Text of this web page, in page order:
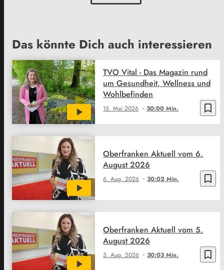
Das könnte Dich auch interessieren
bookmark_border
15. Mai 2026 30:00 Min.
TVO Vital - Das Magazin rund
um Gesundheit, Wellness und
Wohlbefinden
bookmark_border
6. Aug. 2026 30:02 Min.
Oberfranken Aktuell vom 6.
August 2026
bookmark_border
5. Aug. 2026 30:03 Min.
Oberfranken Aktuell vom 5.
August 2026